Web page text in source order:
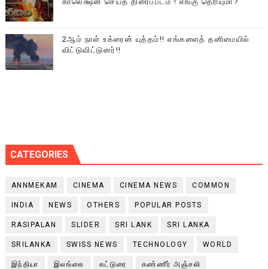
2ஆம் நாள் உக்ரைன் யுத்தம்!! எங்களைத் தனிமையில்
விட்டுவிட்டுனர்!!
CATEGORIES
ANNMEKAM CINEMA CINEMA NEWS COMMON
INDIA NEWS OTHERS POPULAR POSTS
RASIPALAN SLIDER SRI LANK SRI LANKA
SRILANKA SWISS NEWS TECHNOLOGY WORLD
இந்தியா இலங்கை கட்டுரை கண்ணீர் அஞ்சலி